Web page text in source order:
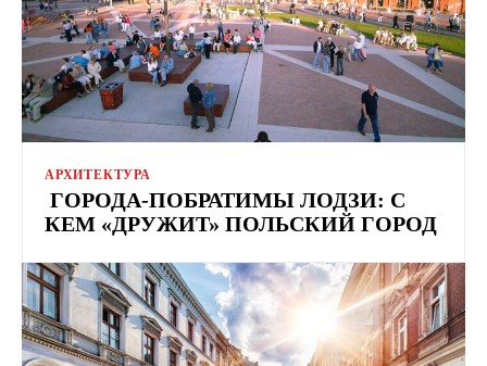
АРХИТЕКТУРА
ГОРОДА-ПОБРАТИМЫ ЛОДЗИ: С
КЕМ «ДРУЖИТ» ПОЛЬСКИЙ ГОРОД